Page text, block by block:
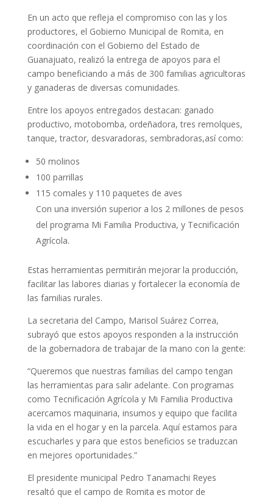
En un acto que refleja el compromiso con las y los
productores, el Gobierno Municipal de Romita, en
coordinación con el Gobierno del Estado de
Guanajuato, realizó la entrega de apoyos para el
campo beneficiando a más de 300 familias agricultoras
y ganaderas de diversas comunidades.
Entre los apoyos entregados destacan: ganado
productivo, motobomba, ordeñadora, tres remolques,
tanque, tractor, desvaradoras, sembradoras,así como:
50 molinos
100 parrillas
115 comales y 110 paquetes de aves
Con una inversión superior a los 2 millones de pesos
del programa Mi Familia Productiva, y Tecnificación
Agrícola.
Estas herramientas permitirán mejorar la producción,
facilitar las labores diarias y fortalecer la economía de
las familias rurales.
La secretaria del Campo, Marisol Suárez Correa,
subrayó que estos apoyos responden a la instrucción
de la gobernadora de trabajar de la mano con la gente:
“Queremos que nuestras familias del campo tengan
las herramientas para salir adelante. Con programas
como Tecnificación Agrícola y Mi Familia Productiva
acercamos maquinaria, insumos y equipo que facilita
la vida en el hogar y en la parcela. Aquí estamos para
escucharles y para que estos beneficios se traduzcan
en mejores oportunidades.”
El presidente municipal Pedro Tanamachi Reyes
resaltó que el campo de Romita es motor de